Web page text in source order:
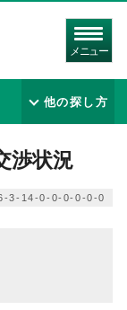
メニュー
他の探し方
渉状況
3-14-0-0-0-0-0-0